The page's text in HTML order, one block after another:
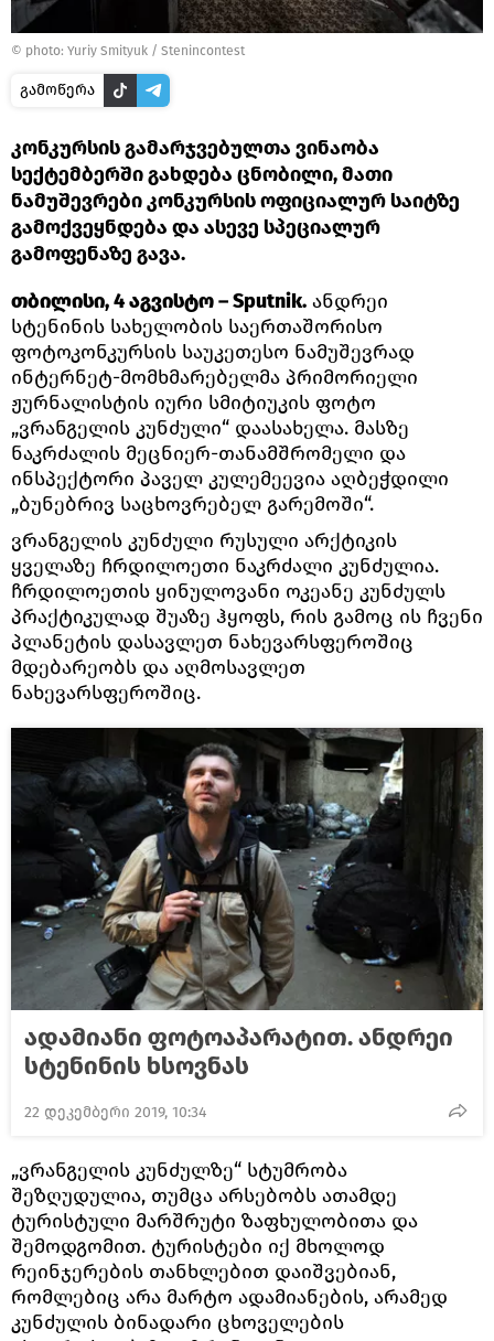
© photo: Yuriy Smityuk / Stenincontest
გამოწერა
კონკურსის გამარჯვებულთა ვინაობა
სექტემბერში გახდება ცნობილი, მათი
ნამუშევრები კონკურსის ოფიციალურ საიტზე
გამოქვეყნდება და ასევე სპეციალურ
გამოფენაზე გავა.
თბილისი, 4 აგვისტო ― Sputnik. ანდრეი
სტენინის სახელობის საერთაშორისო
ფოტოკონკურსის საუკეთესო ნამუშევრად
ინტერნეტ-მომხმარებელმა პრიმორიელი
ჟურნალისტის იური სმიტიუკის ფოტო
„ვრანგელის კუნძული“ დაასახელა. მასზე
ნაკრძალის მეცნიერ-თანამშრომელი და
ინსპექტორი პაველ კულემეევია აღბეჭდილი
„ბუნებრივ საცხოვრებელ გარემოში“.
ვრანგელის კუნძული რუსული არქტიკის
ყველაზე ჩრდილოეთი ნაკრძალი კუნძულია.
ჩრდილოეთის ყინულოვანი ოკეანე კუნძულს
პრაქტიკულად შუაზე ჰყოფს, რის გამოც ის ჩვენი
პლანეტის დასავლეთ ნახევარსფეროშიც
მდებარეობს და აღმოსავლეთ
ნახევარსფეროშიც.
ადამიანი ფოტოაპარატით. ანდრეი
სტენინის ხსოვნას
22 დეკემბერი 2019, 10:34
„ვრანგელის კუნძულზე“ სტუმრობა
შეზღუდულია, თუმცა არსებობს ათამდე
ტურისტული მარშრუტი ზაფხულობითა და
შემოდგომით. ტურისტები იქ მხოლოდ
რეინჯერების თანხლებით დაიშვებიან,
რომლებიც არა მარტო ადამიანების, არამედ
კუნძულის ბინადარი ცხოველების